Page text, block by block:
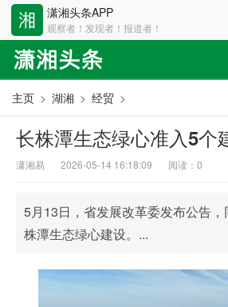
潇湘头条APP
观察者！发现者！报道者！
主页 > 湖湘 > 经贸 >
长株潭生态绿心准入5个
潇湘易 2026-05-14 16:18:09 阅读： 0
5月13日，省发展改革委发布公告
株潭生态绿心建设。...